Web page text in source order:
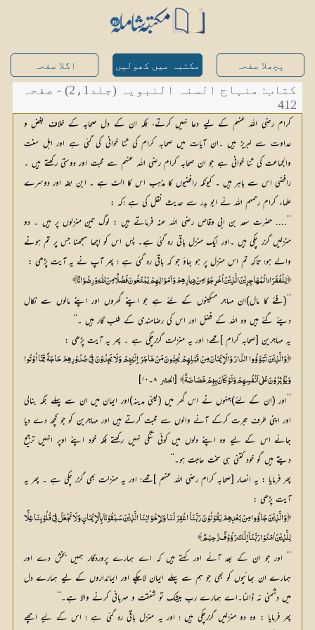
پچھلا صفحہ مکتبہ میں کھولیں اگلا صفحہ
کتاب: منہاج السنہ النبویہ (جلد2،1) - صفحہ
412
کرام رضی اللہ عنہم کے لیے دعا نہیں کرتے، بلکہ ان کے دل صحابہ کے خلاف بغض و
عداوت سے لبریز ہیں ۔ان آیات میں صحابہ کرام کی ثنا خوانی کی گئی ہے اور اہل سنت
والجماعت کی ثنا خوانی ہے جو ان صحابہ کرام رضی اللہ عنہم سے محبت اور دوستی رکھتے ہیں ۔
رافضی اس سے باہر ہیں ۔ کیونکہ رافضیوں کا مذہب اس کا الٹ ہے ۔ ابن بطہ اور دوسرے
علماء کرام رحمہم اللہ نے ابو بدر سے حدیث نقل کی ہے ؛کہ :
’’.... حضرت سعد بن ابی وقاص رضی اللہ عنہ فرماتے ہیں : لوگ تین منزلوں پر ہیں ۔ دو
منزلیں گزر چکی ہیں ۔اور ایک منزل باقی رہ گئی ہے۔ پس اس کو اچھا سمجھنا جس پر تم ہونے
والے ہو؛ تاکہ تم اس منزل پر ہو جاؤ جو کہ باقی رہ گئی ہے ؛ پھر آپ نے یہ آیت پڑھی :
﴿لِلْفُقَرَائِ الْمُہَاجِرِیْنَ الَّذِیْنَ اُخْرِجُوْا مِنْ دِیارِہِمْ وَاَمْوَالِہِمْ یَبْتَغُونَ فَضْلًا مِنَ اللّٰہِ وَرِضْوَانًا﴾
’’(فئے کا مال)ان مہاجر مسکینوں کے لئے ہے جو اپنے گھروں اور اپنے مالوں سے نکال
دیئے گئے ہیں وہ اللہ کے فضل اور اس کی رضامندی کے طلب گار ہیں ۔‘‘
یہ مہاجرین [صحابہ کرام ]تھے؛ اور یہ منزلت گزرچکی ہے ۔ پھر یہ آیت پڑھی :
﴿وَالَّذِیْنَ تَبَوَّؤُوا الدَّارَ وَالْاِِیْمَانَ مِنْ قَبْلِہِمْ یُحِبُّونَ مَنْ ہَاجَرَ اِِلَیْہِمْ وَلَا یَجِدُوْنَ فِیْ صُدُوْرِہِمْ حَاجَۃً مِّمَّا اُوْتُوا
وَیُؤْثِرُوْنَ عَلٰی اَنْفُسِہِمْ وَلَوْ کَانَ بِہِمْ خَصَاصَۃٌ ﴾ [الحشر
’’اور (ان کے لئے)جنہوں نے اس گھر میں (یعنی مدینہ)اور ایمان میں ان سے پہلے جگہ بنالی
اور اپنی طرف ہجرت کرکے آنے والوں سے محبت کرتے ہیں اور مہاجرین کو جو کچھ دے دیا
جائے اس کے لیے وہ اپنے دلوں میں کوئی تنگی نہیں رکھتے بلکہ خود اپنے اوپر انہیں ترجیح
دیتے ہیں گو خود کتنی ہی سخت حاجت ہو۔‘‘
پھر فرمایا : یہ انصار [صحابہ کرام رضی اللہ عنہم ]تھے؛ اور یہ منزلت بھی گزر چکی ہے ۔ پھر یہ
آیت پڑھی :
﴿وَالَّذِیْنَ جَاؤُوا مِنْ بَعْدِہِمْ یَقُوْلُوْنَ رَبَّنَآ اغْفِرْ لَنَا وَلِاِِخْوَانِنَا الَّذِیْنَ سَبَقُوْنَا بِالْاِِیْمَانِ وَلَا تَجْعَلْ فِیْ قُلُوْبِنَا غِلًّا
لِلَّذِیْنَ اٰمَنُوْا رَبَّنَآ اِِنَّکَ رَؤُوْفٌ رَّحِیْمٌ ﴾
’’ اور جو ان کے بعد آئے اور کہتے ہیں کہ اے ہمارے پروردگار ہمیں بخش دے اور
ہمارے ان بھائیوں کو بھی جو ہم سے پہلے ایمان لاچکے اور ایمانداروں کے لیے ہمارے دل
میں دشمنی نہ ڈالنا۔اے ہمارے رب بیشک تو شفقت و مہربانی کرنے والا ہے۔‘‘
پھر فرمایا : وہ دو منزلیں گزرچکی ہیں ؛ اور یہ منزل باقی رہ گئی ہے ؛ اس کے لیے اچھے